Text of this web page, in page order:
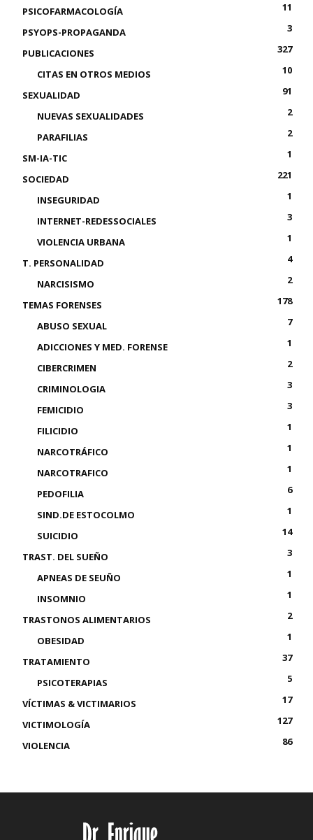
PSICOFARMACOLOGÍA
11
PSYOPS-PROPAGANDA
3
PUBLICACIONES
327
CITAS EN OTROS MEDIOS
10
SEXUALIDAD
91
NUEVAS SEXUALIDADES
2
PARAFILIAS
2
SM-IA-TIC
1
SOCIEDAD
221
INSEGURIDAD
1
INTERNET-REDESSOCIALES
3
VIOLENCIA URBANA
1
T. PERSONALIDAD
4
NARCISISMO
2
TEMAS FORENSES
178
ABUSO SEXUAL
7
ADICCIONES Y MED. FORENSE
1
CIBERCRIMEN
2
CRIMINOLOGIA
3
FEMICIDIO
3
FILICIDIO
1
NARCOTRÁFICO
1
NARCOTRAFICO
1
PEDOFILIA
6
SIND.DE ESTOCOLMO
1
SUICIDIO
14
TRAST. DEL SUEÑO
3
APNEAS DE SEUÑO
1
INSOMNIO
1
TRASTONOS ALIMENTARIOS
2
OBESIDAD
1
TRATAMIENTO
37
PSICOTERAPIAS
5
VÍCTIMAS & VICTIMARIOS
17
VICTIMOLOGÍA
127
VIOLENCIA
86